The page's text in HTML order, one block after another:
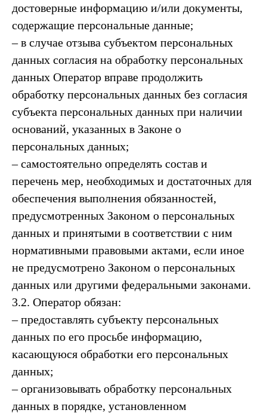
достоверные информацию и/или документы,
содержащие персональные данные;
– в случае отзыва субъектом персональных
данных согласия на обработку персональных
данных Оператор вправе продолжить
обработку персональных данных без согласия
субъекта персональных данных при наличии
оснований, указанных в Законе о
персональных данных;
– самостоятельно определять состав и
перечень мер, необходимых и достаточных для
обеспечения выполнения обязанностей,
предусмотренных Законом о персональных
данных и принятыми в соответствии с ним
нормативными правовыми актами, если иное
не предусмотрено Законом о персональных
данных или другими федеральными законами.
3.2. Оператор обязан:
– предоставлять субъекту персональных
данных по его просьбе информацию,
касающуюся обработки его персональных
данных;
– организовывать обработку персональных
данных в порядке, установленном